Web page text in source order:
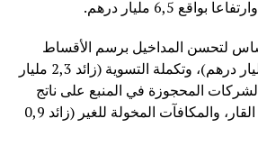
لتحسن المداخيل برسم الأقساط
الثلاثة الأولى (زائد 3 مليار درهم)، وتكملة التسوية (زائد 2,3 مليار
المحجوزة في المنبع على ناتج
التوظيفات ذات الدخل القار، والمكافآت المخولة للغير (زائد 0,9